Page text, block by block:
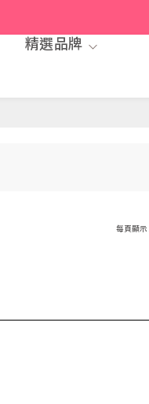
精選品牌
每頁顯示